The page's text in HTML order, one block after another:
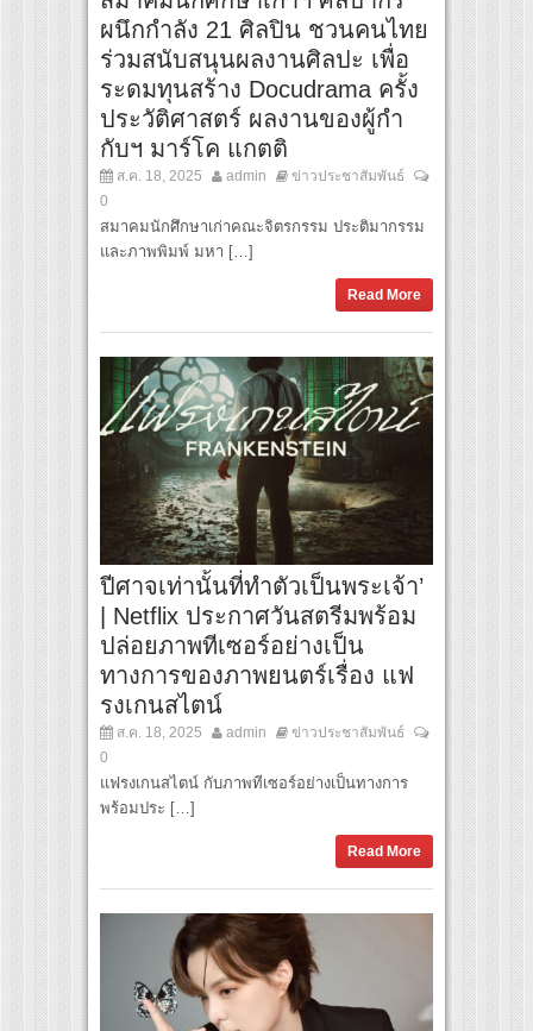
ผนึกกำลัง 21 ศิลปิน ชวนคนไทย
ร่วมสนับสนุนผลงานศิลปะ เพื่อ
ระดมทุนสร้าง Docudrama ครั้ง
ประวัติศาสตร์ ผลงานของผู้กำ
กับฯ มาร์โค แกตติ
ส.ค. 18, 2025 admin
ข่าวประชาสัมพันธ์
0
สมาคมนักศึกษาเก่าคณะจิตรกรรม ประติมากรรม
และภาพพิมพ์ มหา […]
Read More
ปีศาจเท่านั้นที่ทำตัวเป็นพระเจ้า’
| Netflix ประกาศวันสตรีมพร้อม
ปล่อยภาพทีเซอร์อย่างเป็น
ทางการของภาพยนตร์เรื่อง แฟ
รงเกนสไตน์
ส.ค. 18, 2025 admin
ข่าวประชาสัมพันธ์
0
แฟรงเกนสไตน์ กับภาพทีเซอร์อย่างเป็นทางการ
พร้อมประ […]
Read More